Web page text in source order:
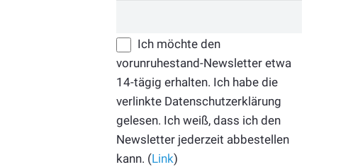
Ich möchte den
vorunruhestand-Newsletter etwa
14-tägig erhalten. Ich habe die
verlinkte Datenschutzerklärung
gelesen. Ich weiß, dass ich den
Newsletter jederzeit abbestellen
kann. (Link)